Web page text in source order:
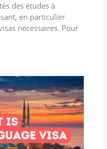
des études à
en particulier
nécessaires. Pour